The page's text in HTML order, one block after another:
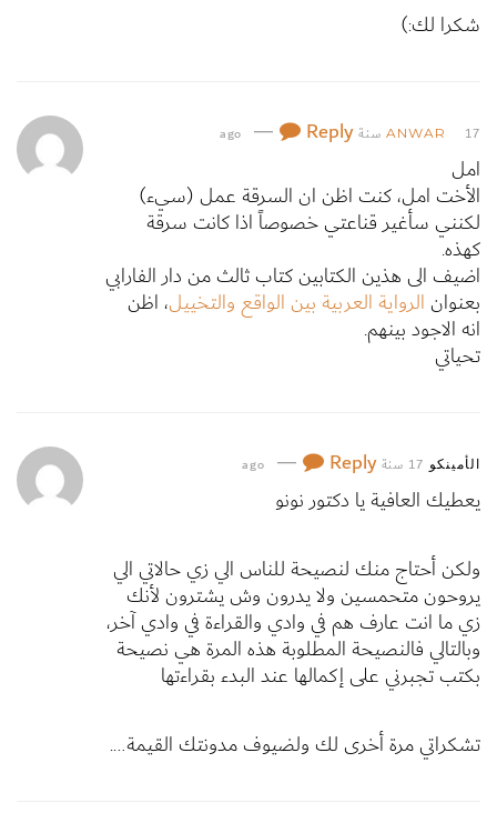
شكرا لك:)
ANWAR 17 سنة ago —
Reply
امل
الأخت امل، كنت اظن ان السرقة عمل (سيء)
لكنني سأغير قناعتي خصوصاً اذا كانت سرقة
كهذه.
اضيف الى هذين الكتابين كتاب ثالث من دار الفارابي
بعنوانالرواية العربية بين الواقع والتخييل، اظن
انه الاجود بينهم.
تحياتي
الأمينكو 17 سنة ago —
Reply
يعطيك العافية يا دكتور نونو
ولكن أحتاج منك لنصيحة للناس الي زي حالاتي الي
يروحون متحمسين ولا يدرون وش يشترون لأنك
زي ما انت عارف هم في وادي والقراءة في وادي آخر،
وبالتالي فالنصيحة المطلوبة هذه المرة هي نصيحة
بكتب تجبرني على إكمالها عند البدء بقراءتها
تشكراتي مرة أخرى لك ولضيوف مدونتك القيمة….